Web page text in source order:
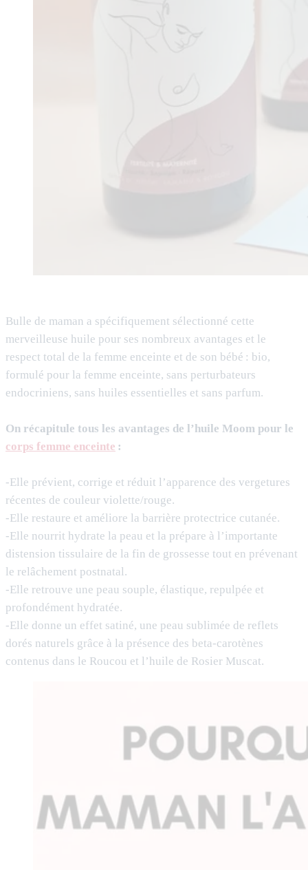
Bulle de maman a spécifiquement sélectionné cette
merveilleuse huile pour ses nombreux avantages et le
respect total de la femme enceinte et de son bébé : bio,
formulé pour la femme enceinte, sans perturbateurs
endocriniens, sans huiles essentielles et sans parfum.
On récapitule tous les avantages de l’huile Moom pour le
corps femme enceinte :
-Elle prévient, corrige et réduit l’apparence des vergetures
récentes de couleur violette/rouge.
-Elle restaure et améliore la barrière protectrice cutanée.
-Elle nourrit hydrate la peau et la prépare à l’importante
distension tissulaire de la fin de grossesse tout en prévenant
le relâchement postnatal.
-Elle retrouve une peau souple, élastique, repulpée et
profondément hydratée.
-Elle donne un effet satiné, une peau sublimée de reflets
dorés naturels grâce à la présence des beta-carotènes
contenus dans le Roucou et l’huile de Rosier Muscat.